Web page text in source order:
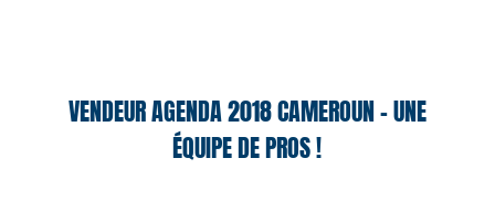
VENDEUR AGENDA 2018 CAMEROUN – UNE
ÉQUIPE DE PROS !